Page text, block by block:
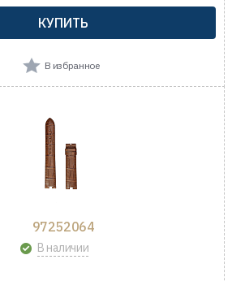
КУПИТЬ
В избранное
97252064
В наличии